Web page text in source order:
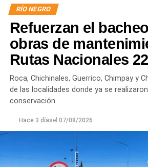
Por otra parte, en Gral. E. Godoy se
turbiedad cercanos a 80 NTU,
Chichinales rondan los 10 NTU. En
plantas continúan funcionando con
permanente.
Los equipos técnicos de Aguas
un seguimiento constante de la
con las condiciones que presenta el
RÍO NEGRO
Refuerzan el
obras de
Rutas Nacionales
Roca, Chichinales, Guerrico, Chimpay y
de las localidades donde ya se
conservación.
Hace 3 díasel 07/08/2026